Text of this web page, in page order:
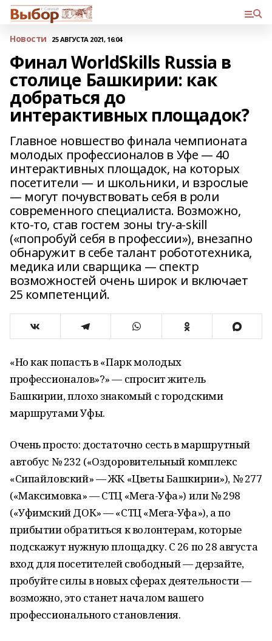
Новости 25 АВГУСТА 2021, 16:04
Финал WorldSkills Russia в
столице Башкирии: как
добраться до
интерактивных площадок?
Главное новшество финала чемпионата
молодых профессионалов в Уфе — 40
интерактивных площадок, на которых
посетители — и школьники, и взрослые
— могут почувствовать себя в роли
современного специалиста. Возможно,
кто-то, став гостем зоны try-a-skill
(«попробуй себя в профессии»), внезапно
обнаружит в себе талант робототехника,
медика или сварщика — спектр
возможностей очень широк и включает
25 компетенций.
«Но как попасть в «Парк молодых
профессионалов»?» — спросит житель
Башкирии, плохо знакомый с городскими
маршрутами Уфы.
Очень просто: достаточно сесть в маршрутный
автобус № 232 («Оздоровительный комплекс
«Сипайловский» — ЖК «Цветы Башкирии»), № 277
(«Максимовка» — СТЦ «Мега-Уфа») или № 298
(«Уфимский ДОК» — «СТЦ «Мега-Уфа»), а по
прибытии обратиться к волонтерам, которые
подскажут нужную площадку. С 26 по 28 августа
вход для посетителей свободный — дерзайте,
пробуйте силы в новых сферах деятельности —
возможно, это станет началом вашего
профессионального становления.